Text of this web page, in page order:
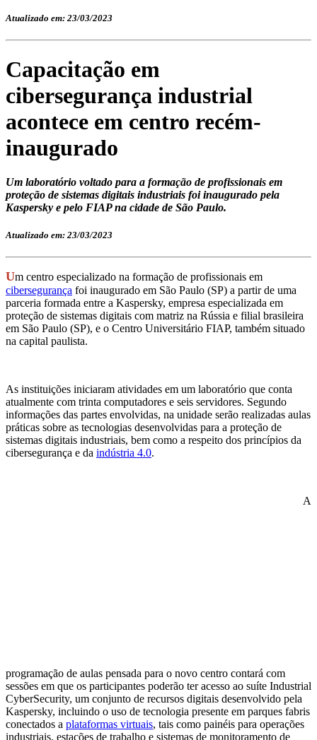
Atualizado em: 23/03/2023
Capacitação em
cibersegurança industrial
acontece em centro recém-
inaugurado
Um laboratório voltado para a formação de profissionais em
proteção de sistemas digitais industriais foi inaugurado pela
Kaspersky e pelo FIAP na cidade de São Paulo.
Atualizado em: 23/03/2023
Um centro especializado na formação de profissionais em
cibersegurança foi inaugurado em São Paulo (SP) a partir de uma
parceria formada entre a Kaspersky, empresa especializada em
proteção de sistemas digitais com matriz na Rússia e filial brasileira
em São Paulo (SP), e o Centro Universitário FIAP, também situado
na capital paulista.
As instituições iniciaram atividades em um laboratório que conta
atualmente com trinta computadores e seis servidores. Segundo
informações das partes envolvidas, na unidade serão realizadas aulas
práticas sobre as tecnologias desenvolvidas para a proteção de
sistemas digitais industriais, bem como a respeito dos princípios da
cibersegurança e da indústria 4.0.
A
programação de aulas pensada para o novo centro contará com
sessões em que os participantes poderão ter acesso ao suíte Industrial
CyberSecurity, um conjunto de recursos digitais desenvolvido pela
Kaspersky, incluindo o uso de tecnologia presente em parques fabris
conectados a plataformas virtuais, tais como painéis para operações
industriais, estações de trabalho e sistemas de monitoramento de